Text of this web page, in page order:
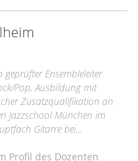
geprüfter Ensembleleiter
Pop, Ausbildung mit
Zusatzqualifikation an
Jazzschool München im
Gitarre bei...
Profil des Dozenten